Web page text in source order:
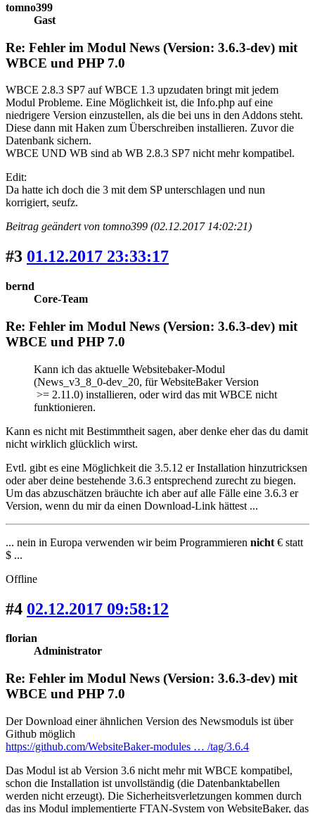
tomno399
Gast
Re: Fehler im Modul News (Version: 3.6.3-dev) mit
WBCE und PHP 7.0
WBCE 2.8.3 SP7 auf WBCE 1.3 upzudaten bringt mit jedem
Modul Probleme. Eine Möglichkeit ist, die Info.php auf eine
niedrigere Version einzustellen, als die bei uns in den Addons steht.
Diese dann mit Haken zum Überschreiben installieren. Zuvor die
Datenbank sichern.
WBCE UND WB sind ab WB 2.8.3 SP7 nicht mehr kompatibel.
Edit:
Da hatte ich doch die 3 mit dem SP unterschlagen und nun
korrigiert, seufz.
Beitrag geändert von tomno399 (02.12.2017 14:02:21)
#3 01.12.2017 23:33:17
bernd
Core-Team
Re: Fehler im Modul News (Version: 3.6.3-dev) mit
WBCE und PHP 7.0
Kann ich das aktuelle Websitebaker-Modul
(News_v3_8_0-dev_20, für WebsiteBaker Version
>= 2.11.0) installieren, oder wird das mit WBCE nicht
funktionieren.
Kann es nicht mit Bestimmtheit sagen, aber denke eher das du damit
nicht wirklich glücklich wirst.
Evtl. gibt es eine Möglichkeit die 3.5.12 er Installation hinzutricksen
oder aber deine bestehende 3.6.3 entsprechend zurecht zu biegen.
Um das abzuschätzen bräuchte ich aber auf alle Fälle eine 3.6.3 er
Version, wenn du mir da einen Download-Link hättest ...
... nein in Europa verwenden wir beim Programmieren nicht € statt
$ ...
Offline
#4 02.12.2017 09:58:12
florian
Administrator
Re: Fehler im Modul News (Version: 3.6.3-dev) mit
WBCE und PHP 7.0
Der Download einer ähnlichen Version des Newsmoduls ist über
Github möglich
https://github.com/WebsiteBaker-modules … /tag/3.6.4
Das Modul ist ab Version 3.6 nicht mehr mit WBCE kompatibel,
schon die Installation ist unvollständig (die Datenbanktabellen
werden nicht erzeugt). Die Sicherheitsverletzungen kommen durch
das ins Modul implementierte FTAN-System von WebsiteBaker, das